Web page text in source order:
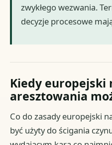
zwykłego wezwania.
decyzje procesowe
Kiedy europejski
aresztowania
Co do zasady europejski
być użyty do ścigania